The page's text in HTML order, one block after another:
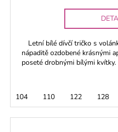
Letní bílé dívčí tričko s
nápaditě ozdobené krásnými
poseté drobnými bílými
104 110 122 128